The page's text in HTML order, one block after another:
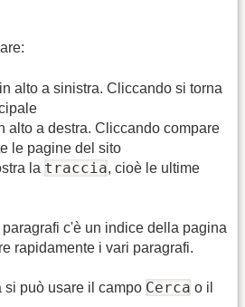
in alto a sinistra. Cliccando si torna
alto a destra. Cliccando compare
le pagine del sito
la traccia, cioè le ultime
c'è un indice della pagina
rapidamente i vari paragrafi.
si può usare il campo Cerca o il